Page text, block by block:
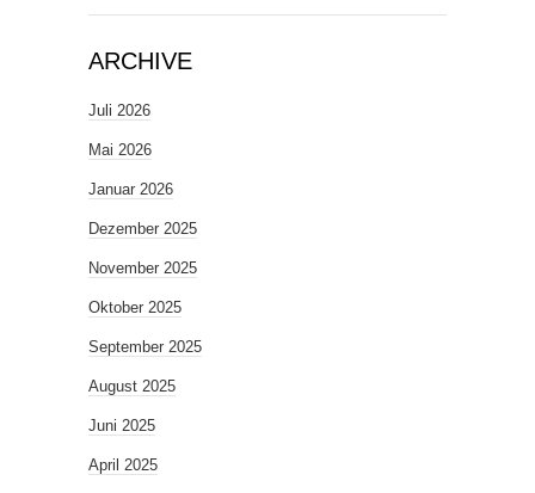
ARCHIVE
Juli 2026
Mai 2026
Januar 2026
Dezember 2025
November 2025
Oktober 2025
September 2025
August 2025
Juni 2025
April 2025